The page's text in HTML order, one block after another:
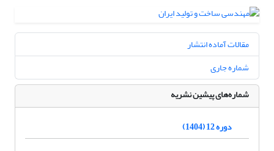
مقالات آماده انتشار
شماره جاری
شماره‌های پیشین نشریه
دوره 12 (1404)